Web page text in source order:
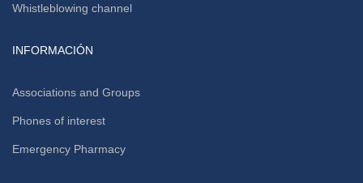
Whistleblowing channel
INFORMACIÓN
Associations and Groups
Phones of interest
Emergency Pharmacy